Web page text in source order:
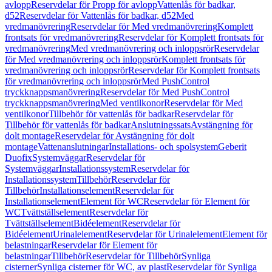
avloppReservdelar för Propp för avloppVattenlås för badkar,
d52Reservdelar för Vattenlås för badkar, d52Med
vredmanövreringReservdelar för Med vredmanövreringKomplett
frontsats för vredmanövreringReservdelar för Komplett frontsats för
vredmanövreringMed vredmanövrering och inloppsrörReservdelar
för Med vredmanövrering och inloppsrörKomplett frontsats för
vredmanövrering och inloppsrörReservdelar för Komplett frontsats
för vredmanövrering och inloppsrörMed PushControl
tryckknappsmanövreringReservdelar för Med PushControl
tryckknappsmanövreringMed ventilkonorReservdelar för Med
ventilkonorTillbehör för vattenlås för badkarReservdelar för
Tillbehör för vattenlås för badkarAnslutningssatsAvstängning för
dolt montageReservdelar för Avstängning för dolt
montageVattenanslutningarInstallations- och spolsystemGeberit
DuofixSystemväggarReservdelar för
SystemväggarInstallationssystemReservdelar för
InstallationssystemTillbehörReservdelar för
TillbehörInstallationselementReservdelar för
InstallationselementElement för WCReservdelar för Element för
WCTvättställselementReservdelar för
TvättställselementBidéelementReservdelar för
BidéelementUrinalelementReservdelar för UrinalelementElement för
belastningarReservdelar för Element för
belastningarTillbehörReservdelar för TillbehörSynliga
cisternerSynliga cisterner för WC, av plastReservdelar för Synliga